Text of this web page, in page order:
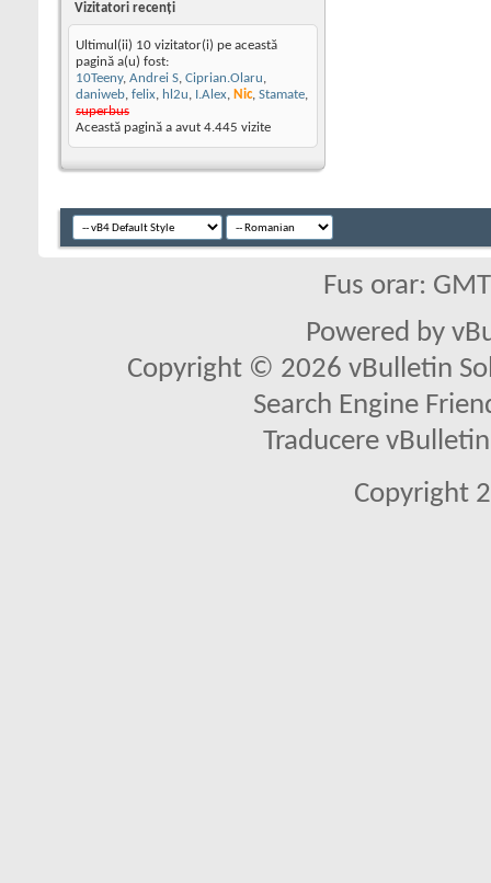
Vizitatori recenţi
Ultimul(ii) 10 vizitator(i) pe această
pagină a(u) fost:
10Teeny, Andrei S, Ciprian.Olaru,
daniweb, felix, hl2u, I.Alex, Nic, Stamate,
superbus
Această pagină a avut 4.445 vizite
Fus orar:
Powered by
Copyright © 2026 vBulletin
Search Engine
Traducere
Copyright